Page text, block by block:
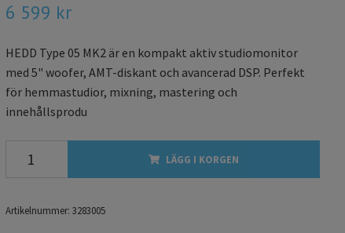
6 599 kr
HEDD Type 05 MK2 är en kompakt aktiv studiomonitor
med 5" woofer, AMT-diskant och avancerad DSP. Perfekt
för hemmastudior, mixning, mastering och
innehållsprodu
LÄGG I KORGEN
Artikelnummer: 3283005